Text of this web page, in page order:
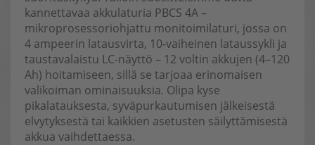
kannettavaa akkulaturia PBCS 4A –
mikroprosessoriohjattu monitoimilaturi, jossa on
4 ampeerin latausvirta, 10-vaiheinen lataussykli ja
taustavalaistu LC-näyttö – 12 voltin akkujen (4–120
Ah) hoitamiseen, sillä se tarjoaa erinomaisen
valikoiman ominaisuuksia. Olipa kyse
pikalatauksesta, syväpurkautumisen jälkeisestä
elvytyksestä tai kaikkien asetusten säilyttämisestä
akkua vaihdettaessa.